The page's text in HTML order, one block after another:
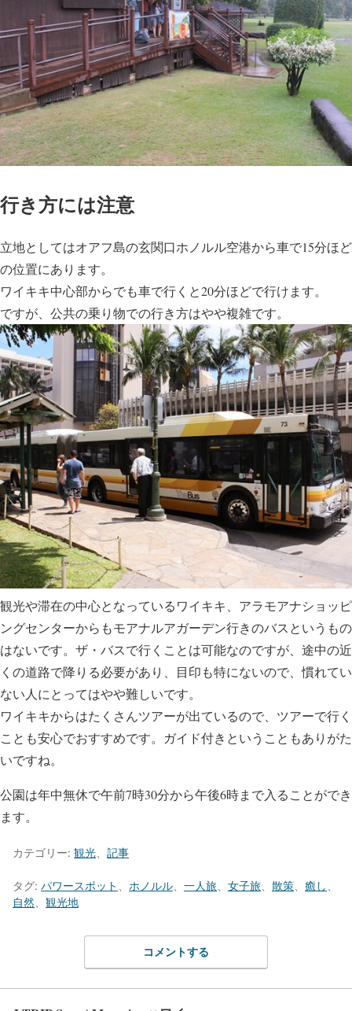
行き方には注意
立地としてはオアフ島の玄関口ホノルル空港から車で15分ほど
の位置にあります。
ワイキキ中心部からでも車で行くと20分ほどで行けます。
ですが、公共の乗り物での行き方はやや複雑です。
観光や滞在の中心となっているワイキキ、アラモアナショッピ
ングセンターからもモアナルアガーデン行きのバスというもの
はないです。ザ・バスで行くことは可能なのですが、途中の近
くの道路で降りる必要があり、目印も特にないので、慣れてい
ない人にとってはやや難しいです。
ワイキキからはたくさんツアーが出ているので、ツアーで行く
ことも安心でおすすめです。ガイド付きということもありがた
いですね。
公園は年中無休で午前7時30分から午後6時まで入ることができ
ます。
カテゴリー: 観光、 記事
タグ: パワースポット 、 ホノルル、 一人旅、 女子旅、 散策、 癒し、
自然、 観光地
コメントする